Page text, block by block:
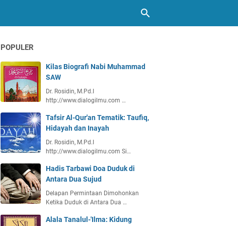
POPULER
Kilas Biografi Nabi Muhammad
SAW
Dr. Rosidin, M.Pd.I
http://www.dialogilmu.com …
Tafsir Al-Qur'an Tematik: Taufiq,
Hidayah dan Inayah
Dr. Rosidin, M.Pd.I
http://www.dialogilmu.com Si…
Hadis Tarbawi Doa Duduk di
Antara Dua Sujud
Delapan Permintaan Dimohonkan
Ketika Duduk di Antara Dua …
Alala Tanalul-'Ilma: Kidung